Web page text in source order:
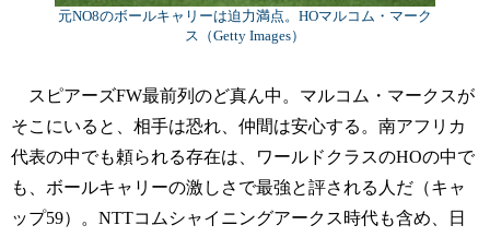
元NO8のボールキャリーは迫力満点。HOマルコム・マーク
ス（Getty Images）
スピアーズFW最前列のど真ん中。マルコム・マークスが
そこにいると、相手は恐れ、仲間は安心する。南アフリカ
代表の中でも頼られる存在は、ワールドクラスのHOの中で
も、ボールキャリーの激しさで最強と評される人だ（キャ
ップ59）。NTTコムシャイニングアークス時代も含め、日